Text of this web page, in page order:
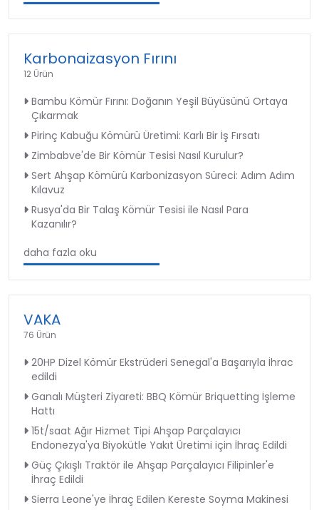
Karbonaizasyon Fırını
12 Ürün
Bambu Kömür Fırını: Doğanın Yeşil Büyüsünü Ortaya
Çıkarmak
Pirinç Kabuğu Kömürü Üretimi: Karlı Bir İş Fırsatı
Zimbabve'de Bir Kömür Tesisi Nasıl Kurulur?
Sert Ahşap Kömürü Karbonizasyon Süreci: Adım Adım
Kılavuz
Rusya'da Bir Talaş Kömür Tesisi ile Nasıl Para
Kazanılır?
daha fazla oku
VAKA
76 Ürün
20HP Dizel Kömür Ekstrüderi Senegal'a Başarıyla İhrac
edildi
Ganalı Müşteri Ziyareti: BBQ Kömür Briquetting İşleme
Hattı
15t/saat Ağır Hizmet Tipi Ahşap Parçalayıcı
Endonezya'ya Biyokütle Yakıt Üretimi için İhraç Edildi
Güç Çıkışlı Traktör ile Ahşap Parçalayıcı Filipinler'e
İhraç Edildi
Sierra Leone'ye İhraç Edilen Kereste Soyma Makinesi